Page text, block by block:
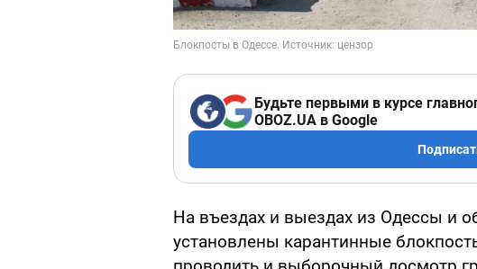
Будьте первыми в курсе
OBOZ.UA в Google
На въездах и выездах из Одессы и
установлены карантинные